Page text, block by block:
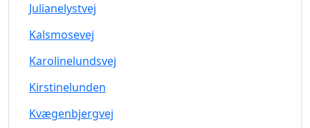
Julianelystvej
Kalsmosevej
Karolinelundsvej
Kirstinelunden
Kvægenbjergvej